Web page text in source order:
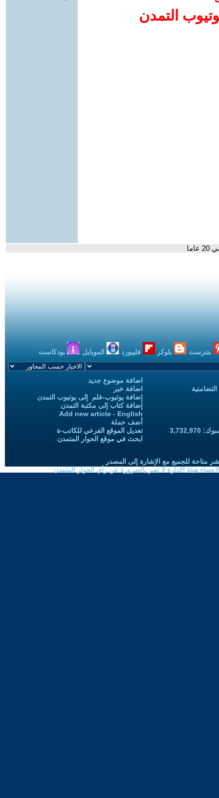
التمدن
بنترست بلوكر فليبورد الموبايل بودكاست
اضافة موضوع جديد
اضافة خبر
إضافة يوتيوب-فلم إلى يوتيوب التمدن
إضافة كتاب إلى مكتبة التمدن
Add new article - English
أضف حملة
تعديل الموقع الفرعي للكاتب-ة
ابحث في موقع الحوار المتمدن
متاحة للجميع مع الإشارة إلى المصدر
هيئة الادارة لا تعبر بالضرورة عن رأي الحوار المتمدن